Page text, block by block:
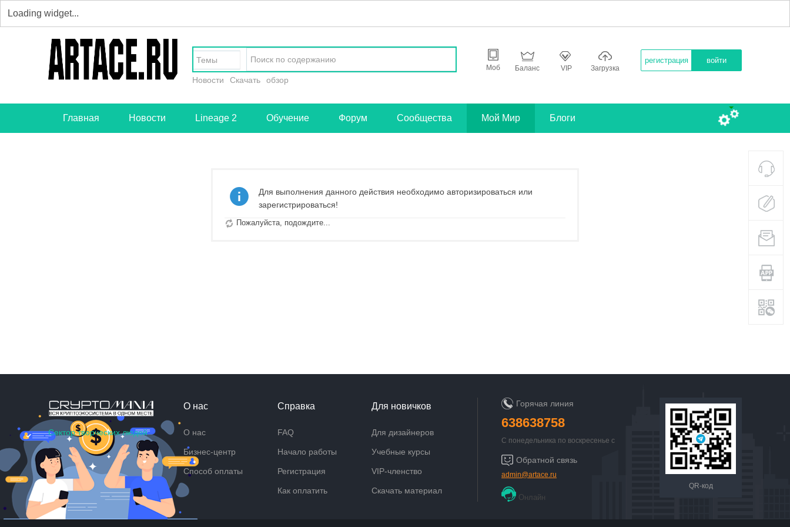
Темы
Новости Скачать обзор
Моб Баланс VIP Загрузка
регистрация войти
Главная Новости Lineage 2 Обучение Форум Сообщества Мой Мир Блоги
Для выполнения данного действия необходимо авторизироваться или
зарегистрироваться!
Пожалуйста, подождите...
Сектор творческих людей
О нас
О нас
Бизнес-центр
Способ оплаты
Справка
FAQ
Начало работы
Регистрация
Как оплатить
Для новичков
Для дизайнеров
Учебные курсы
VIP-членство
Скачать материал
Горячая линия
638638758
С понедельника по воскресенье с
Обратной связь
admin@artace.ru
Онлайн
QR-код